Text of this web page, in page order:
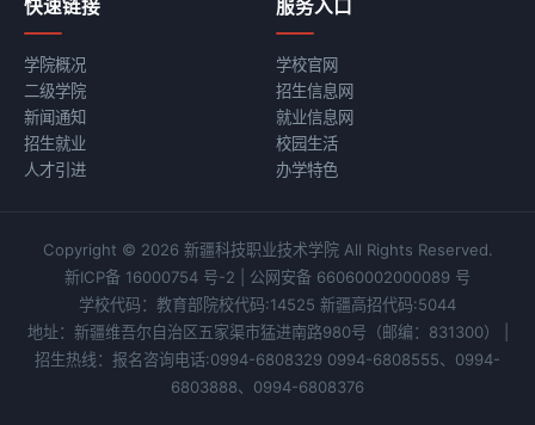
快速链接
学院概况
二级学院
新闻通知
招生就业
人才引进
服务入口
学校官网
招生信息网
就业信息网
校园生活
办学特色
Copyright © 2026 新疆科技职业技术学院 All Rights Reserved.
新ICP备 16000754 号-2
公网安备 66060002000089 号
学校代码：教育部院校代码:14525 新疆高招代码:5044
地址：新疆维吾尔自治区五家渠市猛进南路980号 （邮编：831300）
招生热线：报名咨询电话:0994-6808329 0994-6808555、0994-
6803888、0994-6808376